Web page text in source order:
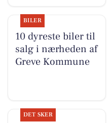
BILER
10 dyreste biler til
salg i nærheden af
Greve Kommune
DET SKER